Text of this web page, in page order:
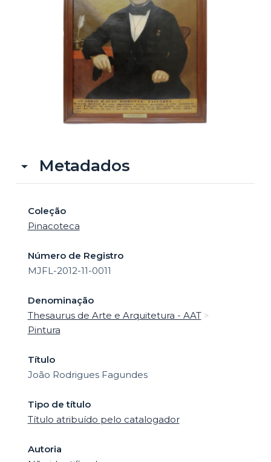
Metadados
Coleção
Pinacoteca
Número de Registro
MJFL-2012-11-0011
Denominação
Thesaurus de Arte e Arquitetura - AAT>
Pintura
Título
João Rodrigues Fagundes
Tipo de título
Título atribuído pelo catalogador
Autoria